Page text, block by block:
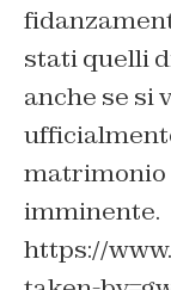
stati quelli
anche se si
matrimonio
imminente.
https://